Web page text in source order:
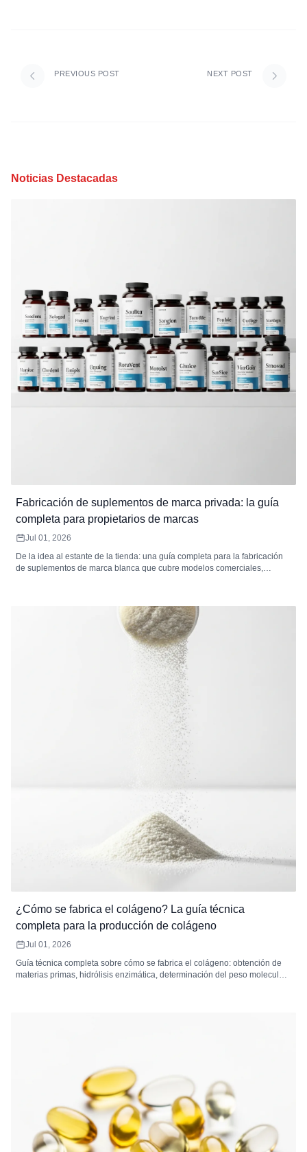
PREVIOUS POST NEXT POST
Noticias Destacadas
Fabricación de suplementos de marca privada: la guía
completa para propietarios de marcas
Jul 01, 2026
De la idea al estante de la tienda: una guía completa para la fabricación
de suplementos de marca blanca que cubre modelos comerciales,
¿Cómo se fabrica el colágeno? La guía técnica
completa para la producción de colágeno
Jul 01, 2026
Guía técnica completa sobre cómo se fabrica el colágeno: obtención de
materias primas, hidrólisis enzimática, determinación del peso molecular,